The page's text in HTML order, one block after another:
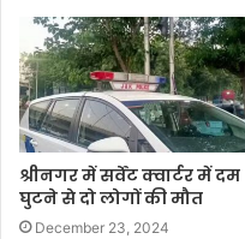
श्रीनगर में सर्वेंट क्वार्टर में दम
घुटने से दो लोगों की मौत
December 23, 2024